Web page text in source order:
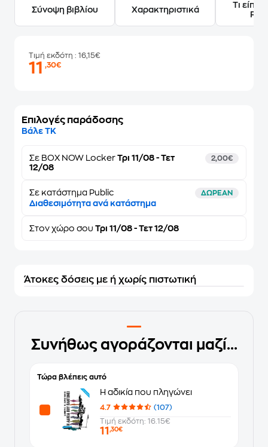
Σύνοψη βιβλίου Χαρακτηριστικά
Τι
Τιμή εκδότη : 16,15€
11,30€
Επιλογές παράδοσης
Βάλε ΤΚ
Σε BOX NOW Locker Τρι 11/08 - Τετ
12/08
2,00€
Σε κατάστημα Public ΔΩΡΕΑΝ
Διαθεσιμότητα ανά κατάστημα
Στον χώρο σου Τρι 11/08 - Τετ 12/08
Άτοκες δόσεις με ή χωρίς πιστωτική
Συνήθως αγοράζονται μαζί...
Τώρα βλέπεις αυτό
Η αδικία που πληγώνει
4.7
(107)
Τιμή εκδότη: 16.15€
11 ,30€